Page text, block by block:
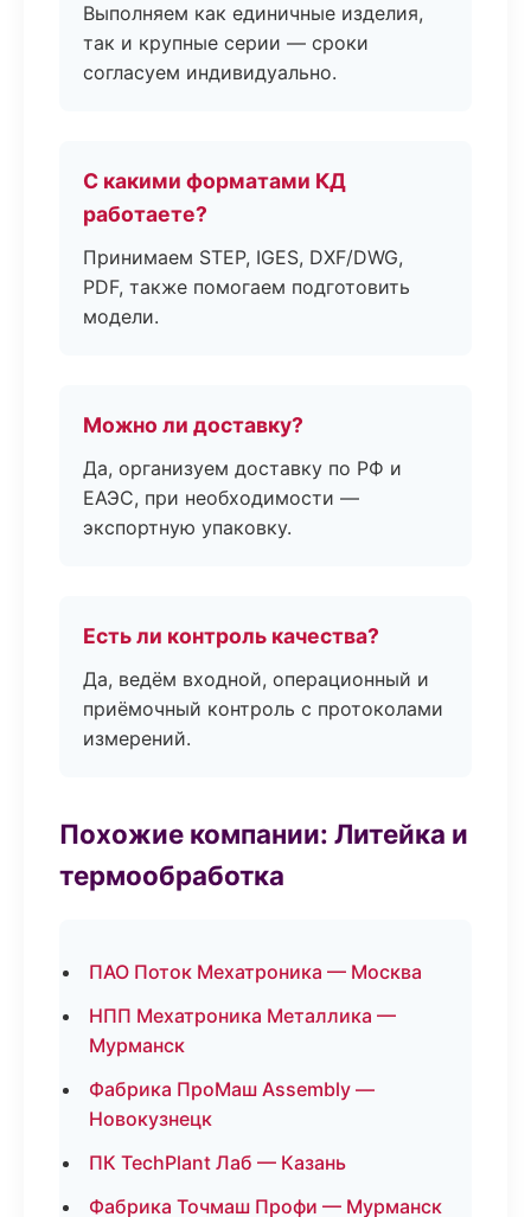
Выполняем как единичные изделия,
так и крупные серии — сроки
согласуем индивидуально.
С какими форматами КД
работаете?
Принимаем STEP, IGES, DXF/DWG,
PDF, также помогаем подготовить
модели.
Можно ли доставку?
Да, организуем доставку по РФ и
ЕАЭС, при необходимости —
экспортную упаковку.
Есть ли контроль качества?
Да, ведём входной, операционный и
приёмочный контроль с протоколами
измерений.
Похожие компании: Литейка и
термообработка
ПАО Поток Мехатроника — Москва
НПП Мехатроника Металлика —
Мурманск
Фабрика ПроМаш Assembly —
Новокузнецк
ПК TechPlant Лаб — Казань
Фабрика Точмаш Профи — Мурманск